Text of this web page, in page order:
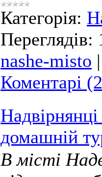
Категорія:
Переглядів:
nashe-misto
Коментарі
домашній
В місті